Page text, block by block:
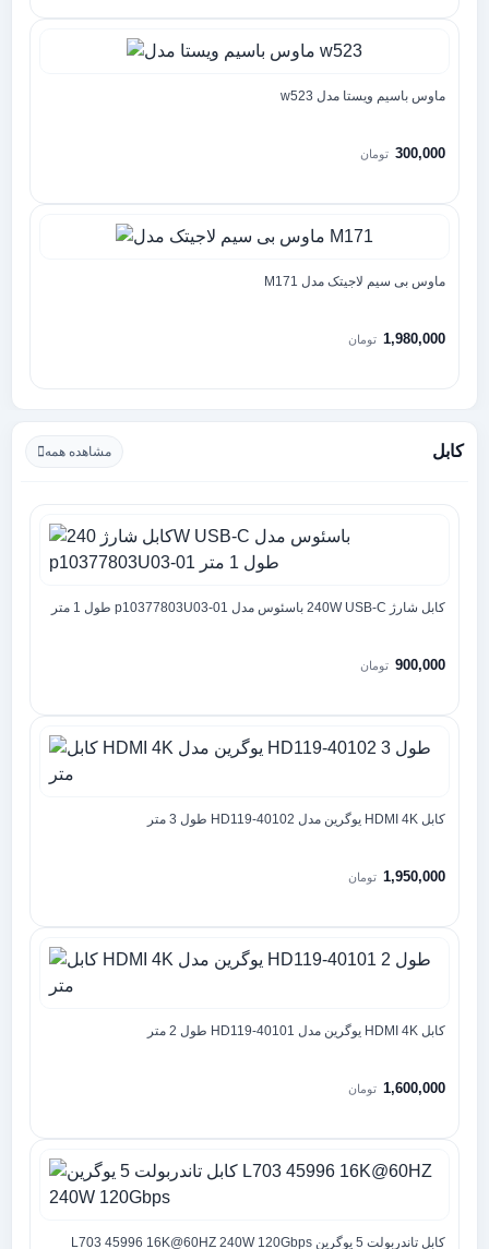
ماوس باسیم ویستا مدل w523
300,000 تومان
ماوس بی سیم لاجیتک مدل M171
1,980,000 تومان
کابل مشاهده همه
کابل شارژ 240W USB-C باسئوس مدل p10377803U03-01 طول 1 متر
900,000 تومان
کابل HDMI 4K یوگرین مدل HD119-40102 طول 3 متر
1,950,000 تومان
کابل HDMI 4K یوگرین مدل HD119-40101 طول 2 متر
1,600,000 تومان
کابل تاندربولت 5 یوگرین L703 45996 16K@60HZ 240W 120Gbps